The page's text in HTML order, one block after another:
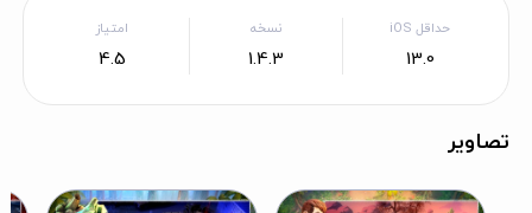
حداقل iOS
13.0
نسخه
1.4.3
امتیاز
4.5
تصاویر